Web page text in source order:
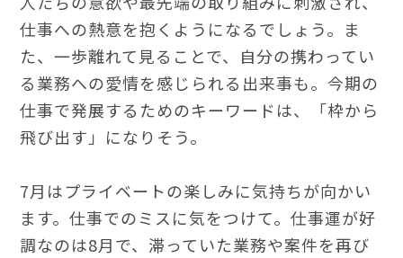
仕事への熱意を抱くようになるでしょう。ま
た、一歩離れて見ることで、自分の携わってい
る業務への愛情を感じられる出来事も。今期の
仕事で発展するためのキーワードは、「枠から
飛び出す」になりそう。
7月はプライベートの楽しみに気持ちが向かい
ます。仕事でのミスに気をつけて。仕事運が好
調なのは8月で、滞っていた業務や案件を再び